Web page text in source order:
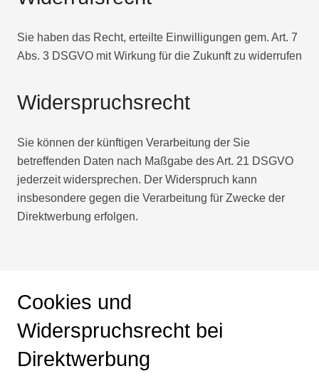
Sie haben das Recht, erteilte Einwilligungen gem. Art. 7
Abs. 3 DSGVO mit Wirkung für die Zukunft zu widerrufen
Widerspruchsrecht
Sie können der künftigen Verarbeitung der Sie
betreffenden Daten nach Maßgabe des Art. 21 DSGVO
jederzeit widersprechen. Der Widerspruch kann
insbesondere gegen die Verarbeitung für Zwecke der
Direktwerbung erfolgen.
Cookies und
Widerspruchsrecht bei
Direktwerbung